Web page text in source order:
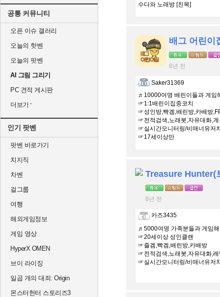
공통 커뮤니티
오픈 이슈 갤러리
오늘의 핫벤
오늘의 팟벤
AI 그림 그리기
PC 견적 게시판
더보기
인기 팟벤
팟벤 바로가기
치지직
차벤
걸그룹
여행
해외게임정보
게임 영상
HyperX OMEN
브이 라이징
일곱 개의 대죄: Origin
몬스터헌터 스토리즈3
수다와 노래방 [친목]
배그 어린이
8년 전
Saker31369
♬10000여명 배린이들과 게
☞1:1배린이집중코치
☞성인방,빡겜,배린방,카배방
☞전적검색,노래봇,자유대화,
☞실시간모니터링/비매너유저
☞17세이상만
8년 전
카즈3435
♬5000여명 가족분들과 게임
☞20세이상 성인클랜
☞즐겜,빡겜,배린방,카배방
☞전적검색,노래봇,자유대화,
☞실시간모니터링/비매너유저